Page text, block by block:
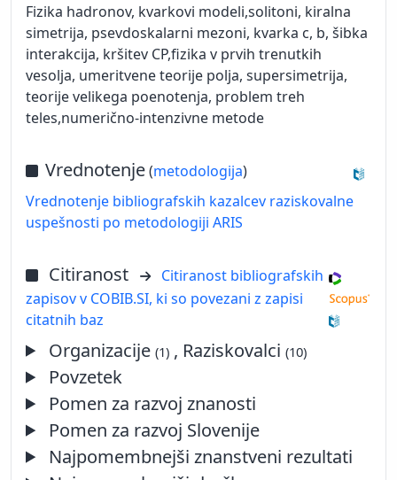
Fizika hadronov, kvarkovi modeli,solitoni, kiralna
simetrija, psevdoskalarni mezoni, kvarka c, b, šibka
interakcija, kršitev CP,fizika v prvih trenutkih
vesolja, umeritvene teorije polja, supersimetrija,
teorije velikega poenotenja, problem treh
teles,numerično-intenzivne metode
Vrednotenje(metodologija)
Vrednotenje bibliografskih kazalcev raziskovalne
uspešnosti po metodologiji ARIS
Citiranost
Citiranost bibliografskih
zapisov v COBIB.SI, ki so povezani z zapisi
citatnih baz
Organizacije(1) , Raziskovalci(10)
Povzetek
Pomen za razvoj znanosti
Pomen za razvoj Slovenije
Najpomembnejši znanstveni rezultati